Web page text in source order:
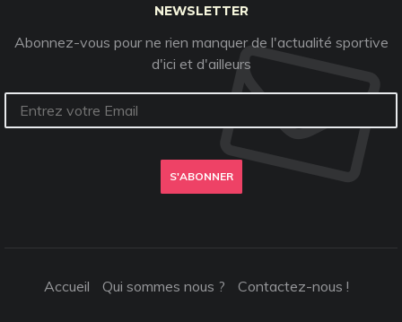
NEWSLETTER
Abonnez-vous pour ne rien manquer de l'actualité sportive
d'ici et d'ailleurs
S'ABONNER
Accueil Qui sommes nous ? Contactez-nous !